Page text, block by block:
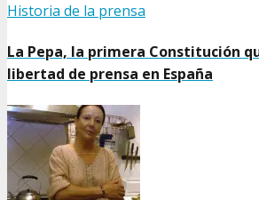
Historia de la prensa
La Pepa, la primera Constitución
libertad de prensa en España